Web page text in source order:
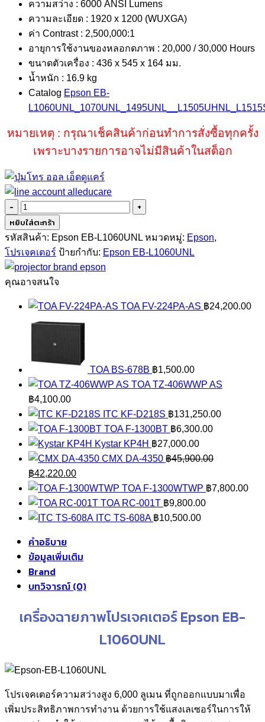
was:
฿429,000.00.
is:
฿389,000.00.
ความสว่าง : 6000 ANSI Lumens
ความละเอียด : 1920 x 1200 (WUXGA)
ค่า Contrast : 2,500,000:1
อายุการใช้งานของหลอกดภาพ : 20,000 / 30,000 Hours
ขนาดตัวเครื่อง : 436 x 545 x 164 มม.
น้ำหนัก : 16.9 kg
Catalog Epson EB-
หมายเหตุ : กรุณาเช็คสินค้าก่อนทำการสั่งซื้อทุกครั้ง
เพราะบางรายการอาจไม่มีสินค้าในสต็อก
จำนวน
Epson
EB-
L1060UNL
(6000lm/WUXGA)
3LCD
หยิบใส่ตะกร้า
รหัสสินค้า: Epson EB-L1060UNL หมวดหมู่: Epson,
โปรเจคเตอร์ ป้ายกำกับ: Epson EB-L1060UNL
คุณอาจสนใจ
TOA FV-224PA-AS ฿24,200.00
TOA BS-678B ฿1,500.00
TOA TZ-406WWP AS
฿4,100.00
ITC KF-D218S ฿131,250.00
TOA F-1300BT ฿6,300.00
Kystar KP4H ฿27,000.00
CMX DA-4350 ฿45,900.00
Original
price
was:
฿45,900.00.
฿42,220.00Current
price
is:
฿42,220.00.
TOA F-1300WTWP ฿7,800.00
TOA RC-001T ฿9,800.00
ITC TS-608A ฿10,500.00
คำอธิบาย
ข้อมูลเพิ่มเติม
Brand
บทวิจารณ์ (0)
เครื่องฉายภาพโปรเจคเตอร์ Epson EB-
L1060UNL
โปรเจคเตอร์ความสว่างสูง 6,000 ลูเมน ที่ถูกออกแบบมาเพื่อ
เพิ่มประสิทธิภาพการทำงาน ด้วยการใช้แสงเลเซอร์ในการให้